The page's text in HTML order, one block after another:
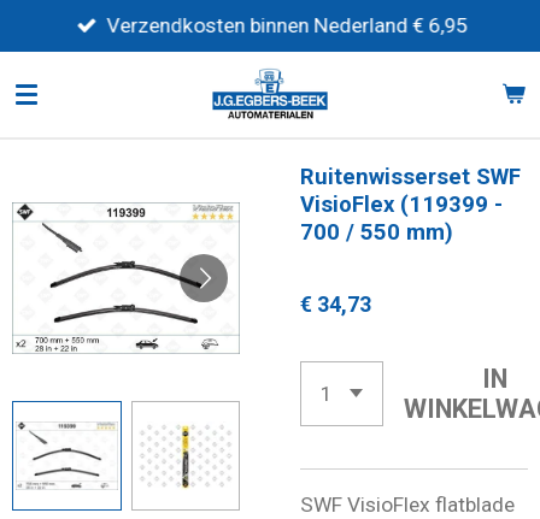
direct
naar
Verzendkosten binnen Nederland € 6,95
Ruitenwisserset SWF
VisioFlex (119399 -
700 / 550 mm)
€ 34,73
IN
SWF VisioFlex flatblade